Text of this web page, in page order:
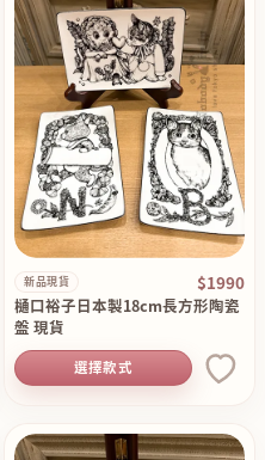
新品現貨 $1990
樋口裕子日本製18cm長方形陶瓷
盤 現貨
選擇款式